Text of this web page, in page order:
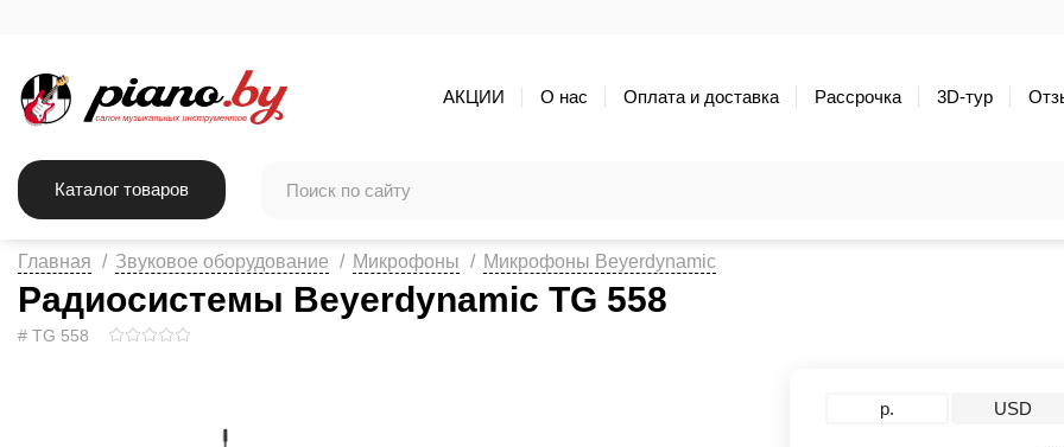
АКЦИИ О нас Оплата и доставка Рассрочка 3D-тур
Каталог товаров
Главная Звуковое оборудование Микрофоны Микрофоны Beyerdynamic
Радиосистемы Beyerdynamic TG 558
# TG 558
р. USD